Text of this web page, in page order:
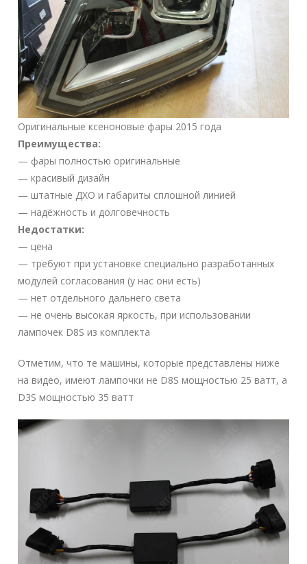
Оригинальные ксеноновые фары 2015 года
Преимущества:
— фары полностью оригинальные
— красивый дизайн
— штатные ДХО и габариты сплошной линией
— надёжность и долговечность
Недостатки:
— цена
— требуют при установке специально разработанных
модулей согласования (у нас они есть)
— нет отдельного дальнего света
— не очень высокая яркость, при использовании
лампочек D8S из комплекта
Отметим, что те машины, которые представлены ниже
на видео, имеют лампочки не D8S мощностью 25 ватт, а
D3S мощностью 35 ватт